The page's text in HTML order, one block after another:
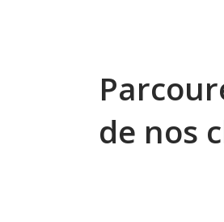
de nos